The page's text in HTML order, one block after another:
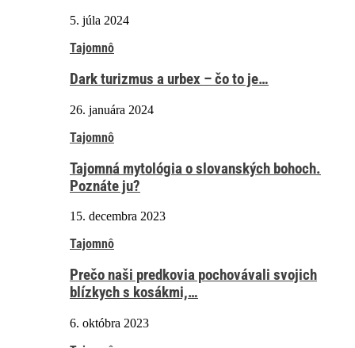
5. júla 2024
Tajomnô
Dark turizmus a urbex – čo to je…
26. januára 2024
Tajomnô
Tajomná mytológia o slovanských bohoch.
Poznáte ju?
15. decembra 2023
Tajomnô
Prečo naši predkovia pochovávali svojich
blízkych s kosákmi,…
6. októbra 2023